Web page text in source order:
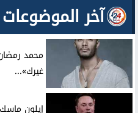
آخر الموضوعات
محمد
غيرك»...
إيلون